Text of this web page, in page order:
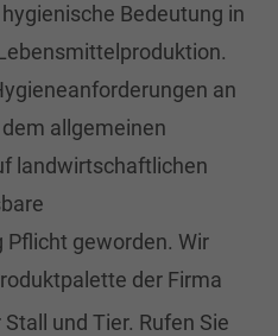
Bedeutung in
an
allgemeinen
landwirtschaftlichen
geworden. Wir
der Firma
und Tier. Rufen Sie